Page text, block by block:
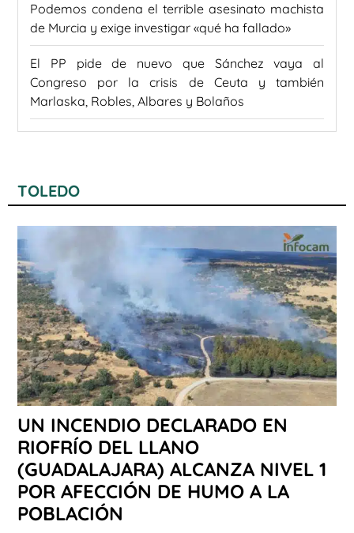
Podemos condena el terrible asesinato machista
de Murcia y exige investigar «qué ha fallado»
El PP pide de nuevo que Sánchez vaya al
Congreso por la crisis de Ceuta y también
Marlaska, Robles, Albares y Bolaños
TOLEDO
UN INCENDIO DECLARADO EN
RIOFRÍO DEL LLANO
(GUADALAJARA) ALCANZA NIVEL 1
POR AFECCIÓN DE HUMO A LA
POBLACIÓN